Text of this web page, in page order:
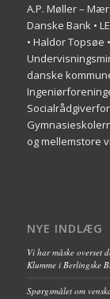
A.P. Møller –
Danske Bank •
• Haldor Topsøe
danske
og mellemstore
NYE INDLÆG
Vi har måske overset
Klumme i Berlingske
Spørgsmålet om